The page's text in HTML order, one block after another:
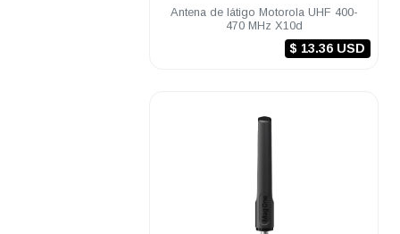
Antena de látigo Motorola UHF 400-
470 MHz X10d
$ 13.36 USD